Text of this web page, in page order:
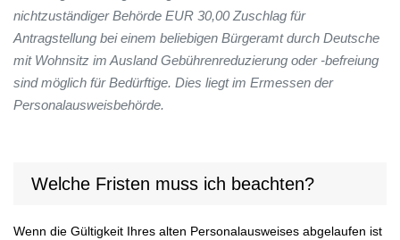
nichtzuständiger Behörde EUR 30,00 Zuschlag für
Antragstellung bei einem beliebigen Bürgeramt durch Deutsche
mit Wohnsitz im Ausland Gebührenreduzierung oder -befreiung
sind möglich für Bedürftige. Dies liegt im Ermessen der
Personalausweisbehörde.
Welche Fristen muss ich beachten?
Wenn die Gültigkeit Ihres alten Personalausweises abgelaufen ist